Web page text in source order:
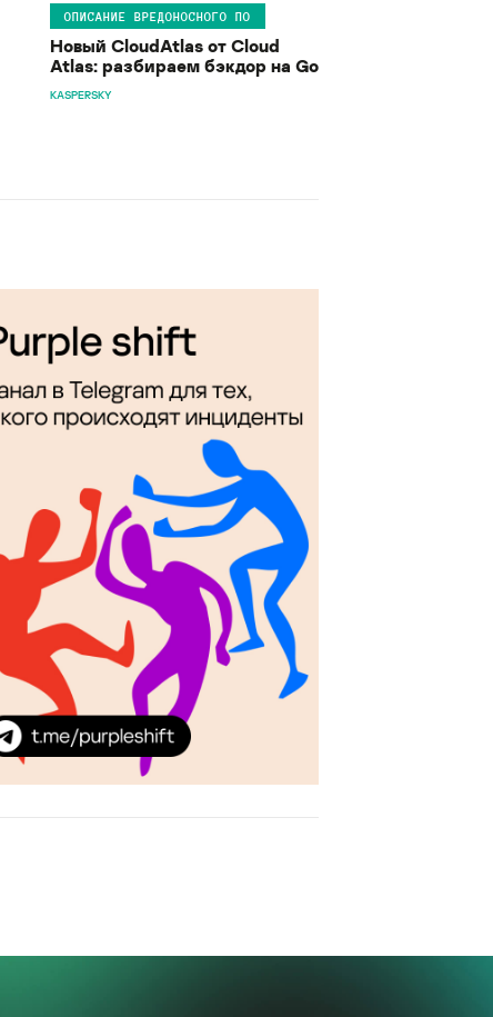
ОПИСАНИЕ ВРЕДОНОСНОГО ПО
Новый CloudAtlas от Cloud
Atlas: разбираем бэкдор на Go
KASPERSKY